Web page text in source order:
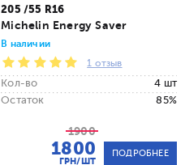
205 /55 R16
Michelin Energy Saver
В наличии
1 отзыв
Кол-во
4 шт
Остаток
85%
1900
1800
ГРН/ШТ
ПОДРОБНЕЕ